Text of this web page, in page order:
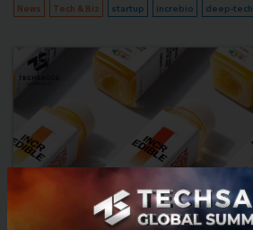
News Tech & Biz startup increbio deep-tech